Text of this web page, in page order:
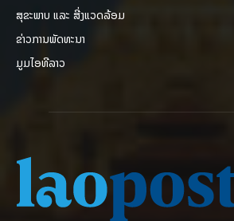
ສຸຂະພາບ ແລະ ສີ່ງແວດລ້ອມ
ຂ່າວການພັດທະນາ
ມູມໄອທີລາວ